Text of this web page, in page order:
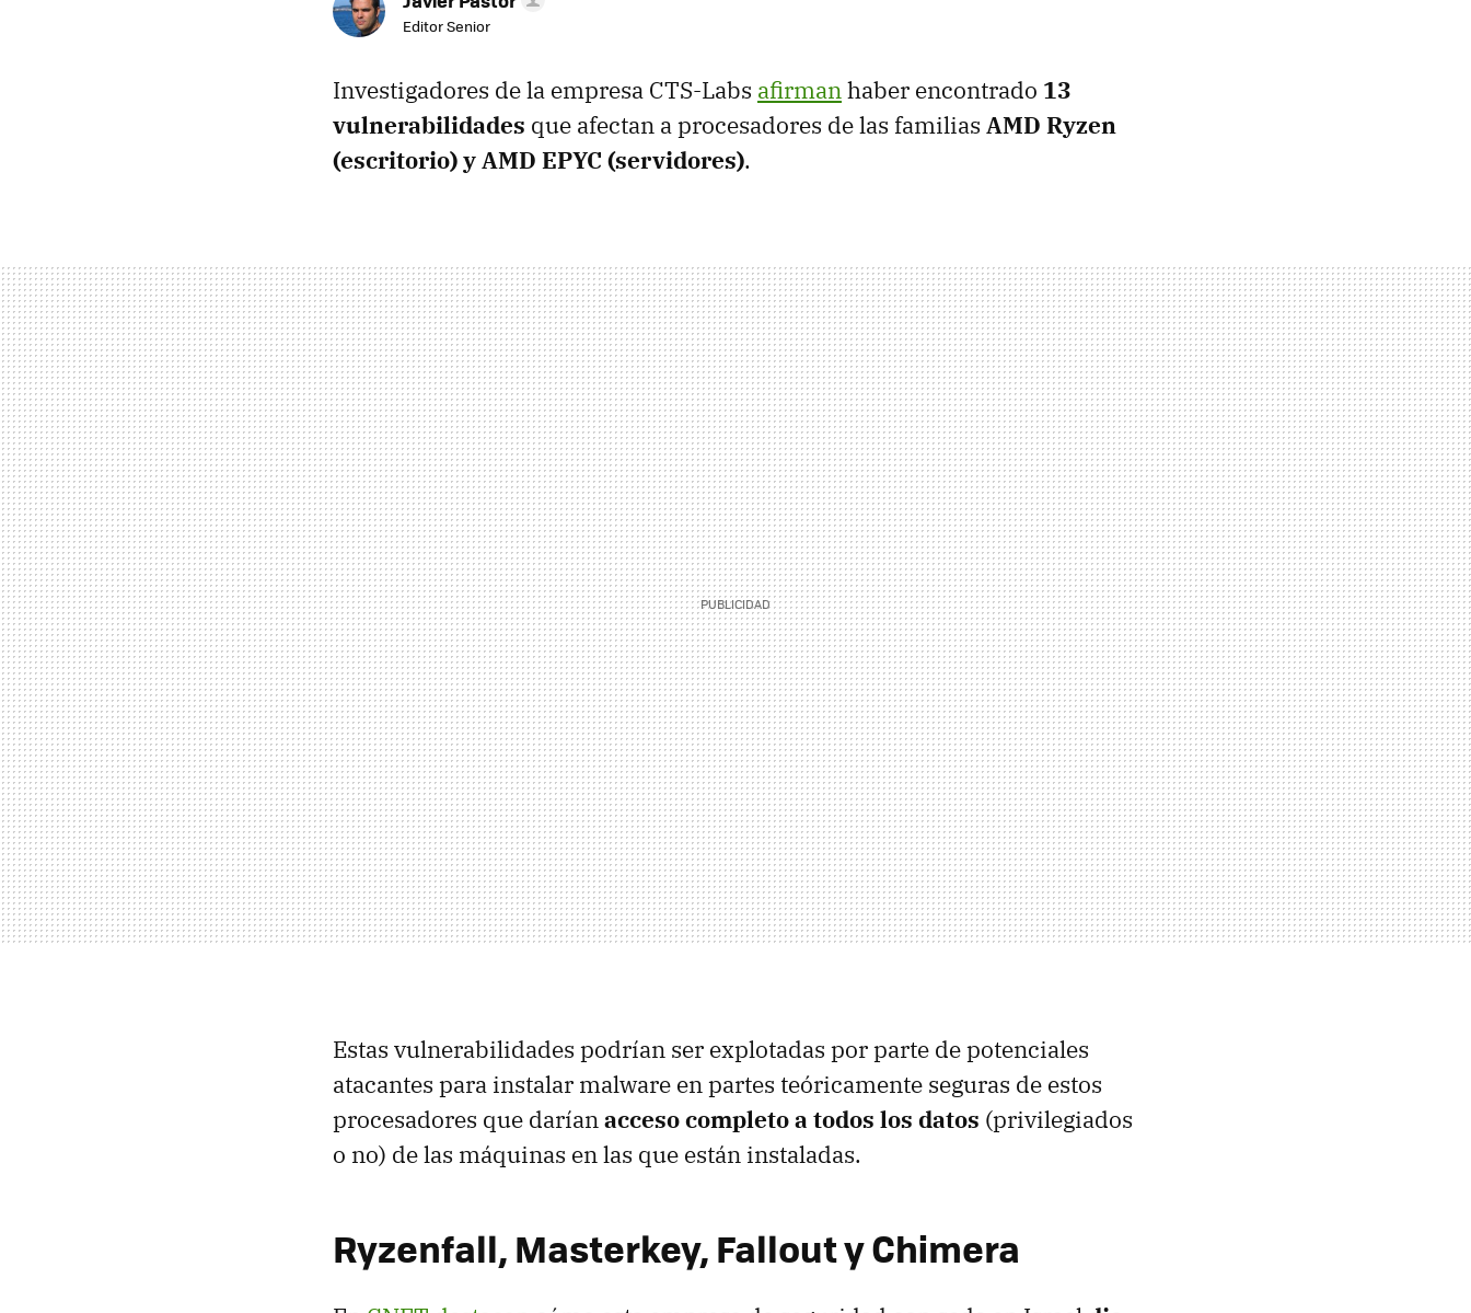
Editor Senior
Investigadores de la empresa CTS-Labs afirmanhaber encontrado 13
vulnerabilidades que afectan a procesadores de las familias AMD Ryzen
(escritorio) y AMD EPYC (servidores).
Estas vulnerabilidades podrían ser explotadas por parte de potenciales
atacantes para instalar malware en partes teóricamente seguras de estos
procesadores que daríanacceso completo a todos los datos (privilegiados
o no) de las máquinas en las que están instaladas.
Ryzenfall, Masterkey, Fallout y Chimera